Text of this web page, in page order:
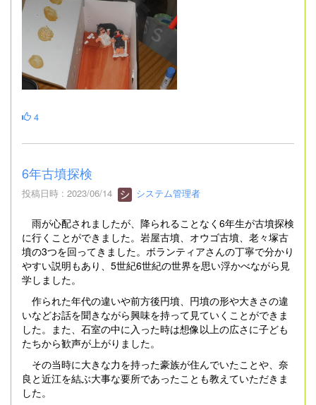
4
6年古墳探検
投稿日時 : 2023/06/14 システム管理者
雨が心配されましたが、降られることなく6年生が古墳探検
に行くことができました。岩屋古墳、オウゴ古墳、老々塚古
墳の3つを回ってきました。ボランティアさんの丁寧で分かり
やすい説明もあり、5世紀6世紀の世界を思い浮かべながら見
学しました。
作られた年代の違いや前方後円墳、円墳の形や大きさの違
いなどお話を聞きながら興味を持って見ていくことができま
した。また、石室の中に入った時は想像以上の広さに子ども
たちから歓声が上がりました。
その当時に大きな力を持った豪族が住んでいたことや、奈
良と近江を結ぶ大事な要所であったことも教えていただきま
した。